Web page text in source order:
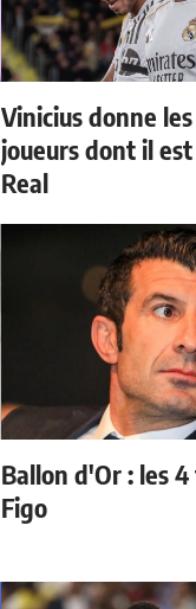
Vinicius donne
joueurs dont il
Real
Ballon d'Or : les
Figo